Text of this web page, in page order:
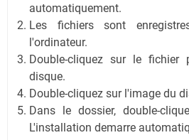
automatiquement.
Les fichiers sont
l'ordinateur.
Double-cliquez sur le fichier
disque.
Double-cliquez sur l'image du
Dans le dossier, double-
L'installation demarre